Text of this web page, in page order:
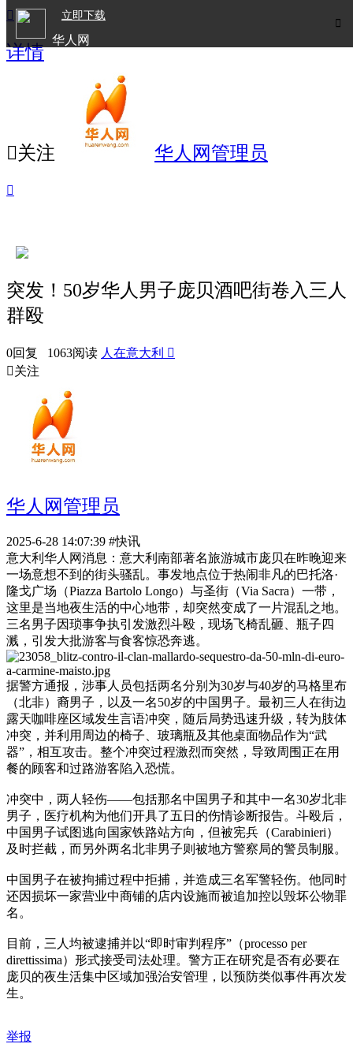

立即下载
华人网

详情
关注 华人网管理员

突发！50岁华人男子庞贝酒吧街卷入三人
群殴
0回复 1063阅读 人在意大利 
关注
华人网管理员
2025-6-28 14:07:39 #快讯
意大利华人网消息：意大利南部著名旅游城市庞贝在昨晚迎来
一场意想不到的街头骚乱。事发地点位于热闹非凡的巴托洛·
隆戈广场（Piazza Bartolo Longo）与圣街（Via Sacra）一带，
这里是当地夜生活的中心地带，却突然变成了一片混乱之地。
三名男子因琐事争执引发激烈斗殴，现场飞椅乱砸、瓶子四
溅，引发大批游客与食客惊恐奔逃。
据警方通报，涉事人员包括两名分别为30岁与40岁的马格里布
（北非）裔男子，以及一名50岁的中国男子。最初三人在街边
露天咖啡座区域发生言语冲突，随后局势迅速升级，转为肢体
冲突，并利用周边的椅子、玻璃瓶及其他桌面物品作为“武
器”，相互攻击。整个冲突过程激烈而突然，导致周围正在用
餐的顾客和过路游客陷入恐慌。
冲突中，两人轻伤——包括那名中国男子和其中一名30岁北非
男子，医疗机构为他们开具了五日的伤情诊断报告。斗殴后，
中国男子试图逃向国家铁路站方向，但被宪兵（Carabinieri）
及时拦截，而另外两名北非男子则被地方警察局的警员制服。
中国男子在被拘捕过程中拒捕，并造成三名军警轻伤。他同时
还因损坏一家营业中商铺的店内设施而被追加控以毁坏公物罪
名。
目前，三人均被逮捕并以“即时审判程序”（processo per
direttissima）形式接受司法处理。警方正在研究是否有必要在
庞贝的夜生活集中区域加强治安管理，以预防类似事件再次发
生。
举报